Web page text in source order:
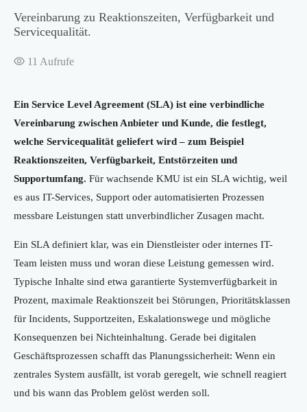
Vereinbarung zu Reaktionszeiten, Verfügbarkeit und
Servicequalität.
11 Aufrufe
Ein Service Level Agreement (SLA) ist eine verbindliche
Vereinbarung zwischen Anbieter und Kunde, die festlegt,
welche Servicequalität geliefert wird – zum Beispiel
Reaktionszeiten, Verfügbarkeit, Entstörzeiten und
Supportumfang. Für wachsende KMU ist ein SLA wichtig, weil
es aus IT-Services, Support oder automatisierten Prozessen
messbare Leistungen statt unverbindlicher Zusagen macht.
Ein SLA definiert klar, was ein Dienstleister oder internes IT-
Team leisten muss und woran diese Leistung gemessen wird.
Typische Inhalte sind etwa garantierte Systemverfügbarkeit in
Prozent, maximale Reaktionszeit bei Störungen, Prioritätsklassen
für Incidents, Supportzeiten, Eskalationswege und mögliche
Konsequenzen bei Nichteinhaltung. Gerade bei digitalen
Geschäftsprozessen schafft das Planungssicherheit: Wenn ein
zentrales System ausfällt, ist vorab geregelt, wie schnell reagiert
und bis wann das Problem gelöst werden soll.